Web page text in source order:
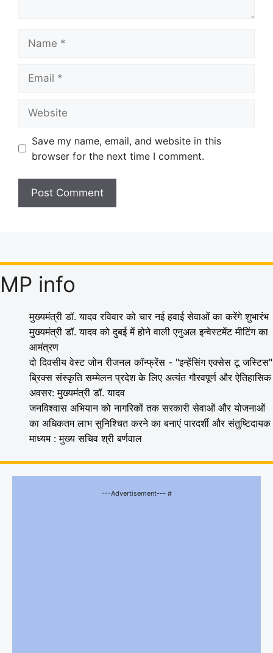
Save my name, email, and website in this
browser for the next time I comment.
MP info
मुख्यमंत्री डॉ. यादव रविवार को चार नई हवाई सेवाओं का करेंगे शुभारंभ
मुख्यमंत्री डॉ. यादव को दुबई में होने वाली एनुअल इन्वेस्टमेंट मीटिंग का
आमंत्रण
दो दिवसीय वेस्ट जोन रीजनल कॉन्फ्रेंस - "इन्हेंसिंग एक्सेस टू जस्टिस"
ब्रिक्स संस्कृति सम्मेलन प्रदेश के लिए अत्यंत गौरवपूर्ण और ऐतिहासिक
अवसर: मुख्यमंत्री डॉ. यादव
जनविश्वास अभियान को नागरिकों तक सरकारी सेवाओं और योजनाओं
का अधिकतम लाभ सुनिश्चित करने का बनाएं पारदर्शी और संतुष्टिदायक
माध्यम : मुख्य सचिव श्री बर्णवाल
---Advertisement--- #